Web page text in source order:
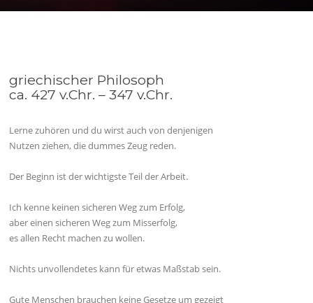
griechischer Philosoph
ca. 427 v.Chr. – 347 v.Chr.
Lerne zuhören und du wirst auch von denjenigen
Nutzen ziehen, die dummes Zeug reden.
Der Beginn ist der wichtigste Teil der Arbeit.
Ich kenne keinen sicheren Weg zum Erfolg,
aber einen sicheren Weg zum Misserfolg,
es allen Recht machen zu wollen.
Nichts unvollendetes kann für etwas Maßstab sein.
Gute Menschen brauchen keine Gesetze um gezeigt